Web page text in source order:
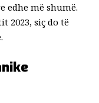
më shumë.
2023, siç do të